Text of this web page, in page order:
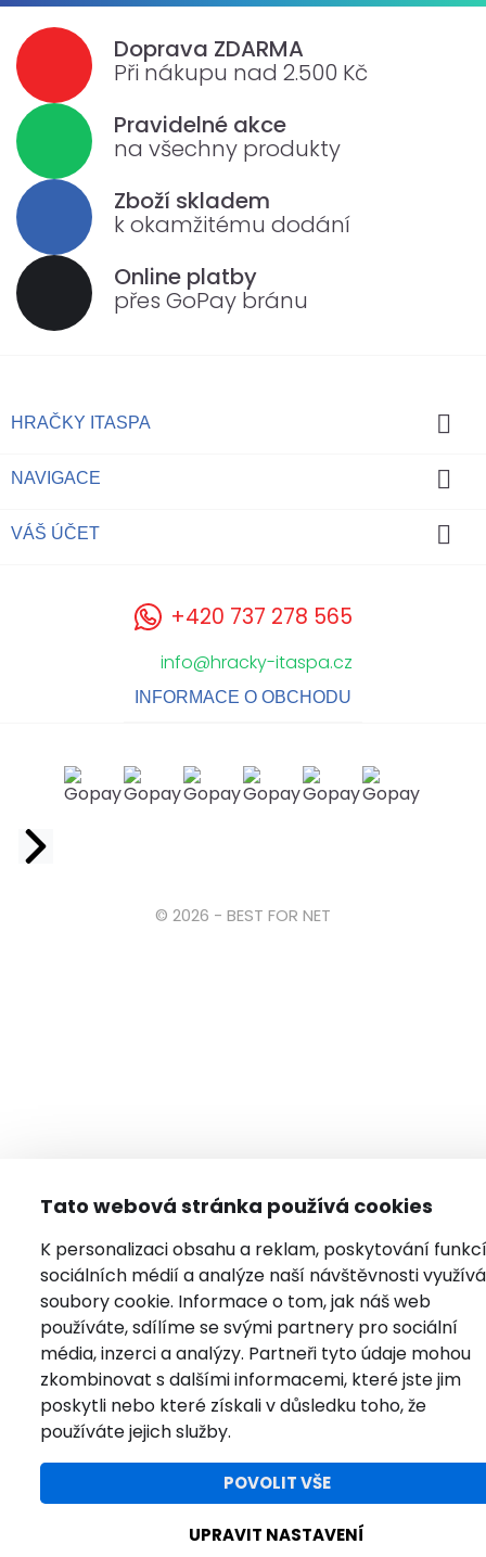
Tato webová stránka používá cookies
K personalizaci obsahu a reklam, poskytování funkcí
sociálních médií a analýze naší návštěvnosti
soubory cookie. Informace o tom, jak náš web
používáte, sdílíme se svými partnery pro sociální
média, inzerci a analýzy. Partneři tyto údaje mohou
zkombinovat s dalšími informacemi, které jste jim
poskytli nebo které získali v důsledku toho, že
používáte jejich služby.
POVOLIT VŠE
UPRAVIT NASTAVENÍ
Doprava ZDARMA
Při nákupu nad 2.500 Kč
Pravidelné akce
na všechny produkty
Zboží skladem
k okamžitému dodání
Online platby
přes GoPay bránu
HRAČKY ITASPA 
NAVIGACE 
VÁŠ ÚČET 
+420 737 278 565
info@hracky-itaspa.cz
INFORMACE O OBCHODU
© 2026 - BEST FOR NET